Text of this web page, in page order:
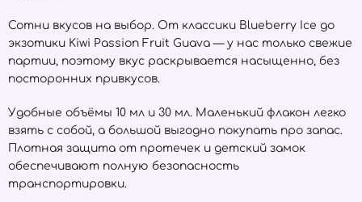
Сотни вкусов на выбор. От классики Blueberry Ice до
экзотики Kiwi Passion Fruit Guava — у нас только свежие
партии, поэтому вкус раскрывается насыщенно, без
посторонних привкусов.
Удобные объёмы 10 мл и 30 мл. Маленький флакон легко
взять с собой, а большой выгодно покупать про запас.
Плотная защита от протечек и детский замок
обеспечивают полную безопасность
транспортировки.